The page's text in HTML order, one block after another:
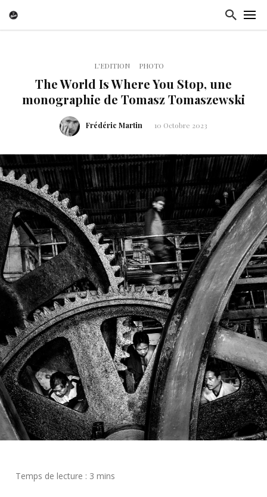
L'EDITION PHOTO
The World Is Where You Stop, une
monographie de Tomasz Tomaszewski
Frédéric Martin 10 Octobre 2023